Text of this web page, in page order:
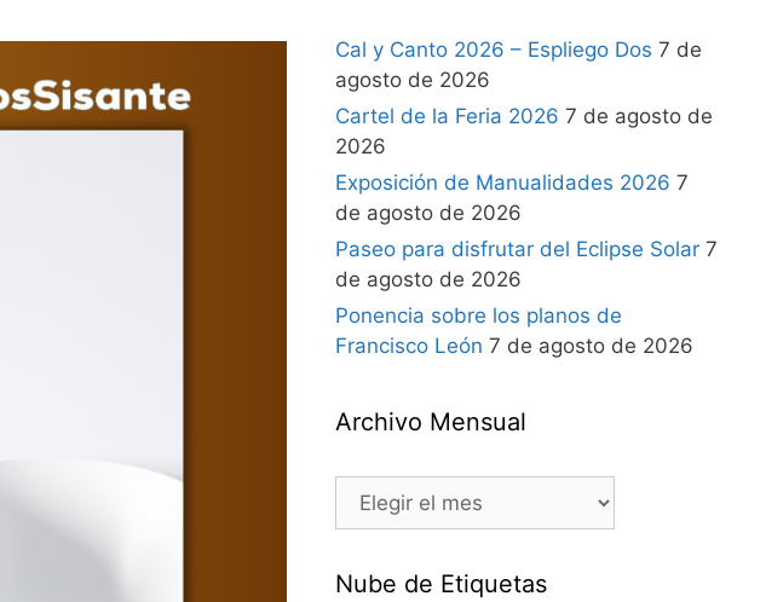
Cal y Canto 2026 – Espliego Dos 7 de
agosto de 2026
Cartel de la Feria 2026 7 de agosto de
2026
Exposición de Manualidades 2026 7
de agosto de 2026
Paseo para disfrutar del Eclipse Solar 7
de agosto de 2026
Ponencia sobre los planos de
Francisco León 7 de agosto de 2026
Archivo Mensual
Nube de Etiquetas